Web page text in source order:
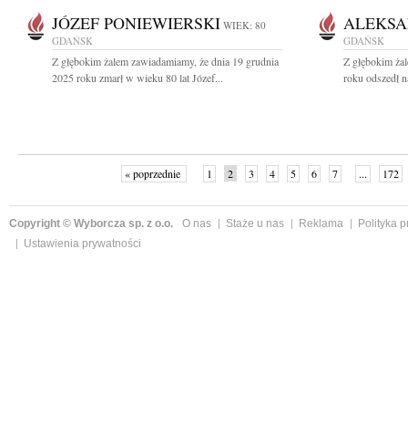
JÓZEF PONIEWIERSKI WIEK: 80
GDAŃSK
Z głębokim żalem zawiadamiamy, że dnia 19 grudnia
2025 roku zmarł w wieku 80 lat Józef...
GDAŃSK
Z głębokim
roku odszedł
« poprzednie 1 2 3 4 5 6 7 ... 172
Copyright © Wyborcza sp. z o.o. O nas Staże u nas Reklama
Polityka
Ustawienia prywatności